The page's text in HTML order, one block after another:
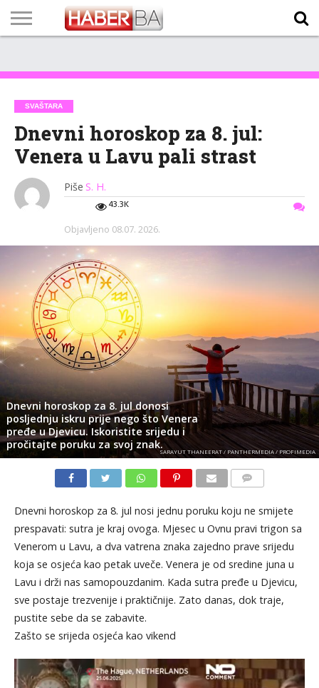
TECH
PROGRAM
PROGNOZA
PUTEVIMA
LISTA
NAMA
SVAŠTARA
Dnevni horoskop za 8. jul:
Venera u Lavu pali strast
Piše S. H.
43.3K
Objavljeno 08.07. 2026.
Dnevni horoskop za 8. jul donosi
posljednju iskru prije nego što Venera
pređe u Djevicu. Iskoristite srijedu i
pročitajte poruku za svoj znak.
SARAYUT THANEERAT / PANTHERMEDIA / PROFIMEDIA
Dnevni horoskop za 8. jul nosi jednu poruku koju ne smijete
prespavati: sutra je kraj ovoga. Mjesec u Ovnu pravi trigon sa
Venerom u Lavu, a dva vatrena znaka zajedno prave srijedu
koja se osjeća kao petak uveče. Venera je od sredine juna u
Lavu i drži nas samopouzdanim. Kada sutra pređe u Djevicu,
sve postaje trezvenije i praktičnije. Zato danas, dok traje,
pustite sebe da se zabavite.
Zašto se srijeda osjeća kao vikend